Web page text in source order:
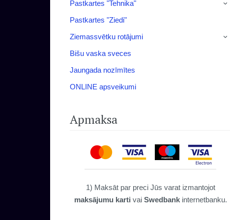
Pastkartes "‎Tehnika"‎ ›
Pastkartes "Ziedi"
Ziemassvētku rotājumi
›
Bišu vaska sveces
Jaungada nozīmītes
ONLINE apsveikumi
Apmaksa
1) Maksāt par preci Jūs varat izmantojot
maksājumu karti vai Swedbankinternetbanku.